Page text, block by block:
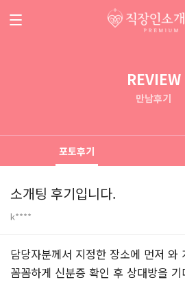
REVIEW
만남후기
포토후기
소개팅 후기입니다.
k****
본문
담당자분께서 지정한 장소에 먼저 와
꼼꼼하게 신분증 확인 후 상대방을